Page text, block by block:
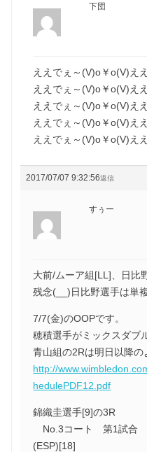
下団
ええでぇ～(V)o￥o(V)え
ええでぇ～(V)o￥o(V)え
ええでぇ～(V)o￥o(V)え
ええでぇ～(V)o￥o(V)え
ええでぇ～(V)o￥o(V)え
2017/07/07 9:32:56返信
すぅー
大前/ムーア組[LL]、日比
残念(__)日比野選手は単
7/7(金)のOOPです。
穂積選手がミックスダブ
青山組の2Rは明日以降の
http://
hedulePDF12.pdf
錦織圭選手[9]の3R
No.3コート 第1試合
(ESP)[18]